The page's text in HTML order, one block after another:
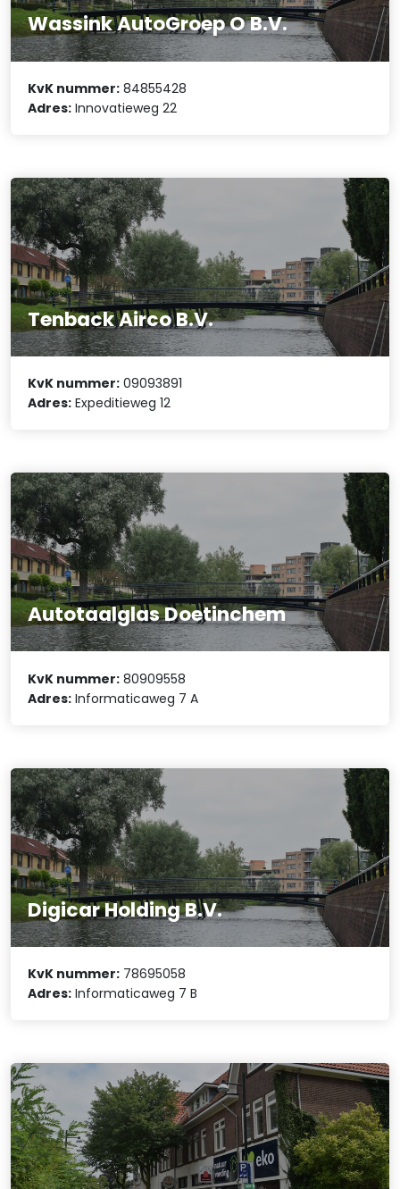
Wassink AutoGroep O B.V.
KvK nummer: 84855428
Adres: Innovatieweg 22
Tenback Airco B.V.
KvK nummer: 09093891
Adres: Expeditieweg 12
Autotaalglas Doetinchem
KvK nummer: 80909558
Adres: Informaticaweg 7 A
Digicar Holding B.V.
KvK nummer: 78695058
Adres: Informaticaweg 7 B